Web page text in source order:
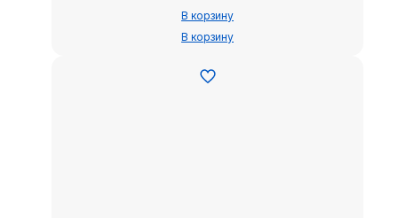
В корзину
В корзину